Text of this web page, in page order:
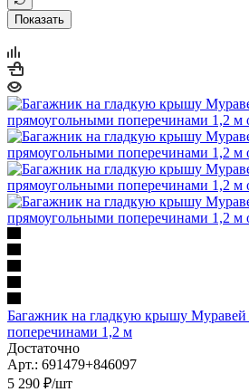
Показать
Багажник на гладкую крышу
поперечинами 1,2 м
Достаточно
Арт.: 691479+846097
5 290 ₽/шт